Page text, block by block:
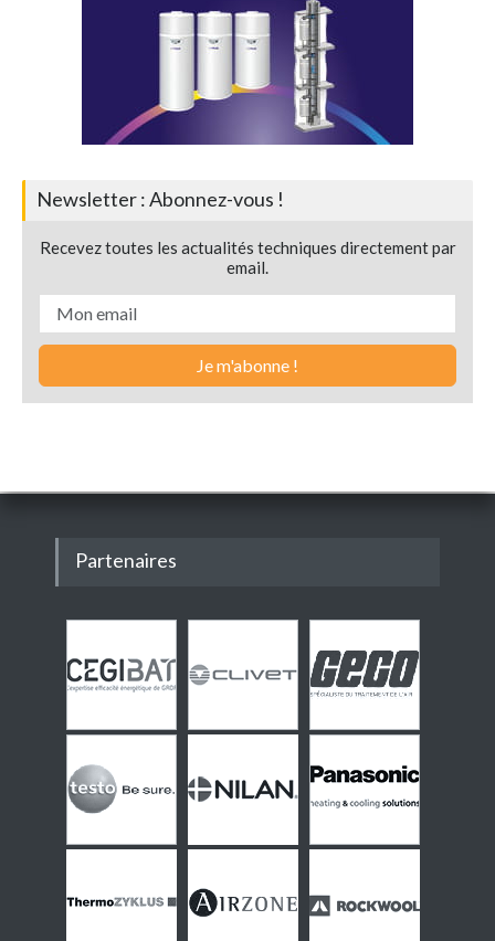
Newsletter : Abonnez-vous !
Recevez toutes les actualités techniques directement par
email.
Partenaires